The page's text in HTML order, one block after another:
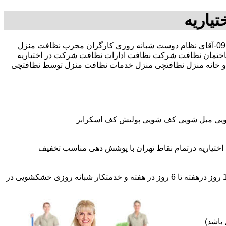
30 در صد تخفیف بیمه رایگان 09196351909-آقای نظام دوست شبانه روزی کارگران مجرب نظافت منزل
نظافت شرکت نظافت ادارات نظافت شرکت در اختیاریه
و خانه منزل نظافتچی منزل خدمات نظافت منزل توسط نظافتچی
مبل شویی کف شویی پولیش کف اسکرابر
درتمام نقاط تهران با پوشش دهی مناسب تخفیف
اعزام نظافتچی روزمزد و مهمان دار به تمام نقاط و در سراسر تهران (حرفه ای و آموزش دیده )اعزام خدمتکار ثابت روزانه (خانم)از 1 روز درهفته تا 6 روز در هفته و خدمتکار شبانه روزی خشکشویی در
باشد)